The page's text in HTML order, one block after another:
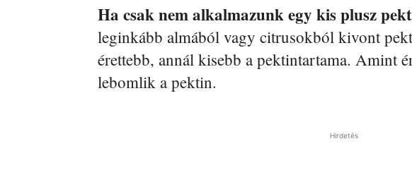
Ha csak nem alkalmazunk egy kis plusz
leginkább almából vagy citrusokból kivont
érettebb, annál kisebb a pektintartama. Amint
lebomlik a pektin.
Hirdetés